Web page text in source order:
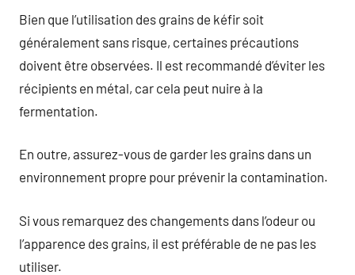
Bien que l’utilisation des grains de kéfir soit
généralement sans risque, certaines précautions
doivent être observées. Il est recommandé d’éviter les
récipients en métal, car cela peut nuire à la
fermentation.
En outre, assurez-vous de garder les grains dans un
environnement propre pour prévenir la contamination.
Si vous remarquez des changements dans l’odeur ou
l’apparence des grains, il est préférable de ne pas les
utiliser.